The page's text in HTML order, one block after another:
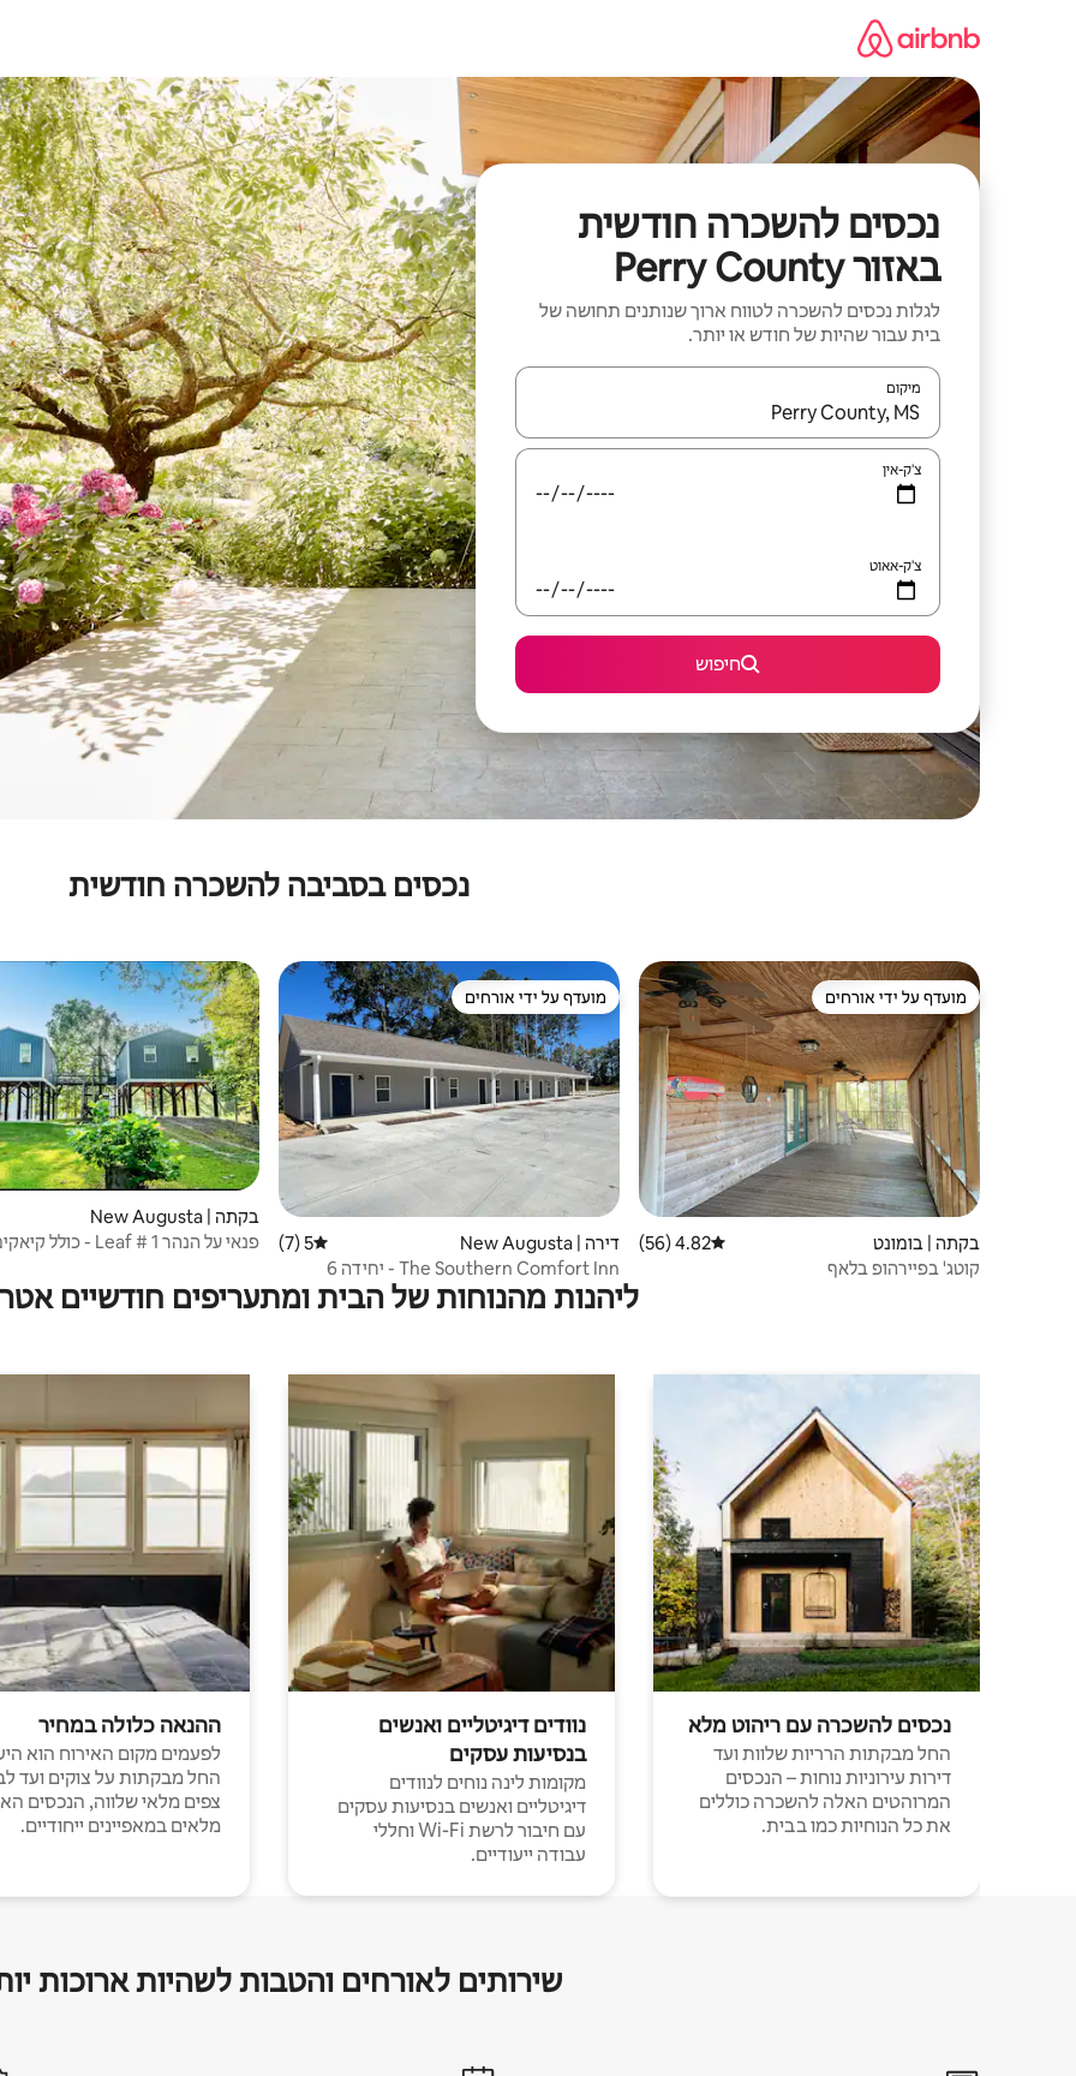
נכסים להשכרה חודשית
באזור Perry County
לגלות נכסים להשכרה לטווח ארוך שנותנים תחושה של
בית עבור שהיות של חודש או יותר.
מיקום
כאשר התוצאות יהיו זמינות, יש לנווט עם מקשי החיצים למעלה ולמטה או לעיין בעזרת תנועות מגע או החלקה.
צ'ק-אין
צ'ק-אאוט
חיפוש
נכסים בסביבה להשכרה חודשית
מועדף על ידי אורחים
מועדף על ידי אורחים
בקתה | בומונט דירוג ממוצע של 4.82 מתוך 5, 56 ביקורות
4.82 (56)
קוטג' בפיירהופ בלאף
מועדף על ידי אורחים
מועדף על ידי אורחים
דירה | New Augusta דירוג ממוצע של 5 מתוך 5, 7 ביקורות
5 (7)
The Southern Comfort Inn - יחידה 6
בקתה | New Augusta
פנאי על הנהר Leaf # 1 - כולל קיאקים.
ליהנות מהנוחות של הבית ומתעריפים חודשיים
נכסים להשכרה עם ריהוט מלא
החל מבקתות הרריות שלוות ועד
דירות עירוניות נוחות – הנכסים
המרוהטים האלה להשכרה כוללים
את כל הנוחיות כמו בבית.
נוודים דיגיטליים ואנשים
בנסיעות עסקים
מקומות לינה נוחים לנוודים
דיגיטליים ואנשים בנסיעות עסקים
עם חיבור לרשת Wi-Fi וחללי
עבודה ייעודיים.
ההנאה כלולה במחיר
לפעמים מקום האירוח הוא
החל מבקתות על צוקים ועד
צפים מלאי שלווה, הנכסים
מלאים במאפיינים ייחודיים.
שירותים לאורחים והטבות לשהיות ארוכות